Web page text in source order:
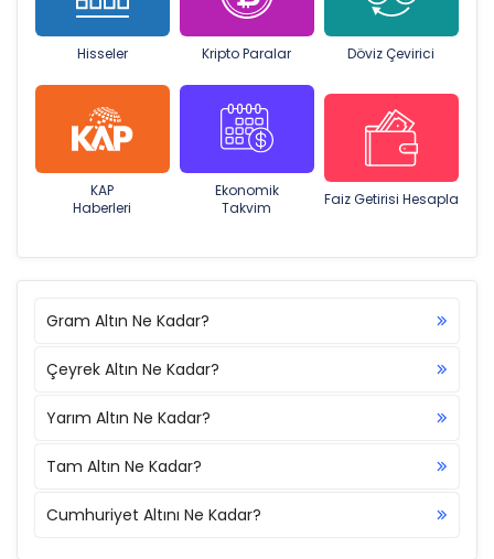
Hisseler Kripto Paralar Döviz Çevirici
KAP
Haberleri
Ekonomik
Takvim
Faiz Getirisi Hesapla
Gram Altın Ne Kadar?
Çeyrek Altın Ne Kadar?
Yarım Altın Ne Kadar?
Tam Altın Ne Kadar?
Cumhuriyet Altını Ne Kadar?